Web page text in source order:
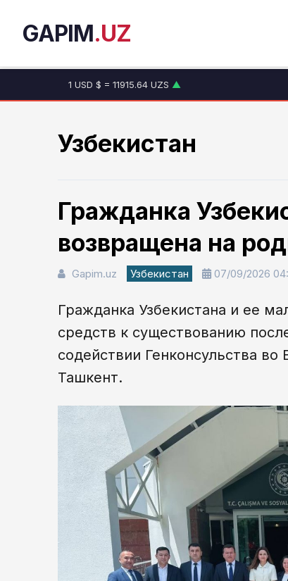
GAPIM.UZ
1 USD $ = 11915.64 UZS ▲
Узбекистан
Гражданка
возвращена на
Gapim.uz Узбекистан 07/09/2026
Гражданка Узбекистана и ее
средств к существованию
содействии Генконсульства
Ташкент.